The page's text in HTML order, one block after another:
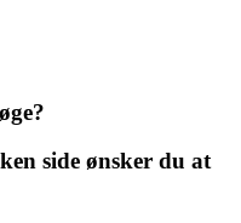
side ønsker du at